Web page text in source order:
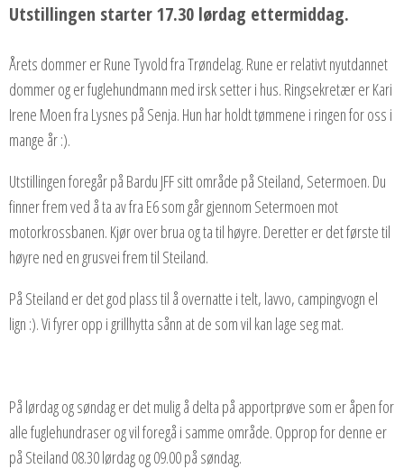
Utstillingen starter 17.30 lørdag ettermiddag.
Årets dommer er Rune Tyvold fra Trøndelag. Rune er relativt nyutdannet
dommer og er fuglehundmann med irsk setter i hus. Ringsekretær er Kari
Irene Moen fra Lysnes på Senja. Hun har holdt tømmene i ringen for oss i
mange år :).
Utstillingen foregår på Bardu JFF sitt område på Steiland, Setermoen. Du
finner frem ved å ta av fra E6 som går gjennom Setermoen mot
motorkrossbanen. Kjør over brua og ta til høyre. Deretter er det første til
høyre ned en grusvei frem til Steiland.
På Steiland er det god plass til å overnatte i telt, lavvo, campingvogn el
lign :). Vi fyrer opp i grillhytta sånn at de som vil kan lage seg mat.
På lørdag og søndag er det mulig å delta på apportprøve som er åpen for
alle fuglehundraser og vil foregå i samme område. Opprop for denne er
på Steiland 08.30 lørdag og 09.00 på søndag.